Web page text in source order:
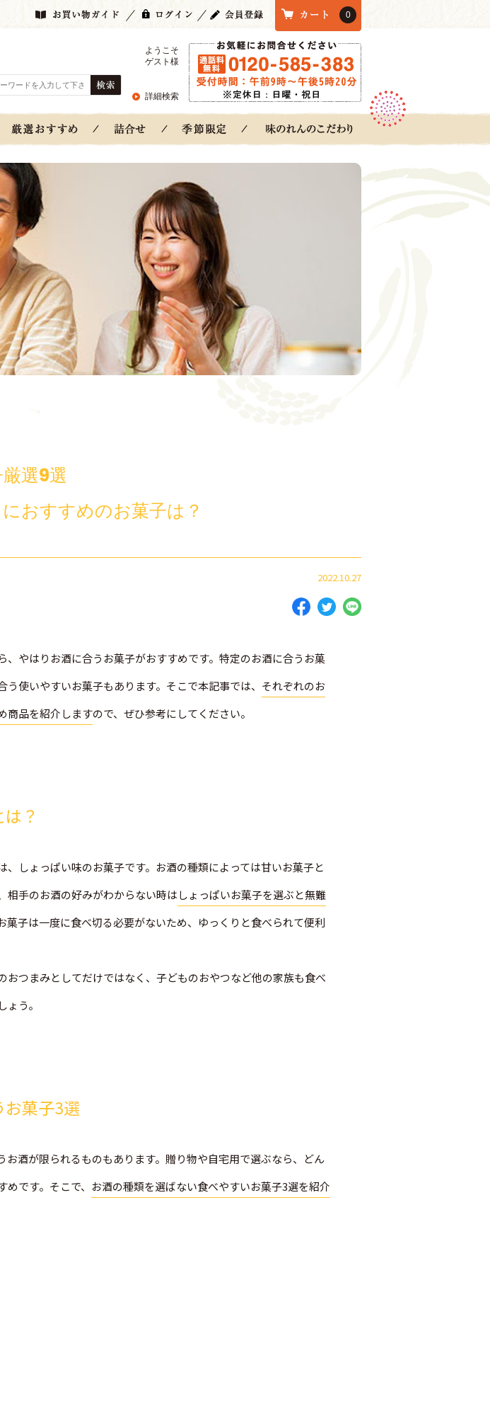
0
ようこそ
ゲスト様
詳細検索
選9選
おすすめのお菓子は？
2022.10.27
、やはりお酒に合うお菓子がおすすめです。特定のお酒に合うお菓
使いやすいお菓子もあります。そこで本記事では、 それぞれのお
商品を紹介しますので、ぜひ参考にしてください。
？
、しょっぱい味のお菓子です。お酒の種類によっては甘いお菓子と
相手のお酒の好みがわからない時はしょっぱいお菓子を選ぶと無難
菓子は一度に食べ切る必要がないため、ゆっくりと食べられて便利
おつ​まみとしてだけではなく、子どものおやつなど他の家族も食べ
う。
お菓子3選
お酒が限られるものもあります。贈り物や自宅用で選ぶなら、どん
です。そこで、 お酒の種類を選ばない食べやすいお菓子3選を紹介